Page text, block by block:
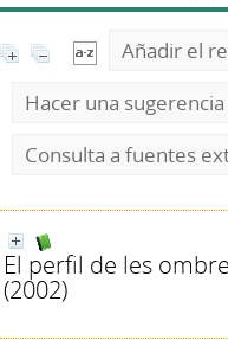
Añadir el
Hacer una sugerencia
Consulta a fuentes
El perfil de les
(2002)